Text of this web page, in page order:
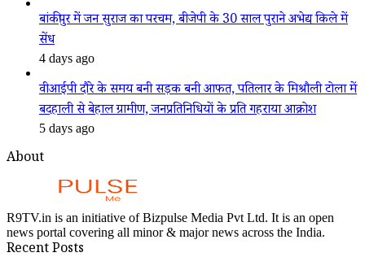
बांकीपुर में जन सुराज का परचम, बीजेपी के 30 साल पुराने अभेद्य किले में
सेंध
4 days ago
वीआईपी दौरे के समय बनी सड़क बनी आफत, पतिलार के मिश्रौली टोला में
बदहाली से बेहाल ग्रामीण, जनप्रतिनिधियों के प्रति गहराया आक्रोश
5 days ago
About
R9TV.in is an initiative of Bizpulse Media Pvt Ltd. It is an open
news portal covering all minor & major news across the India.
Recent Posts